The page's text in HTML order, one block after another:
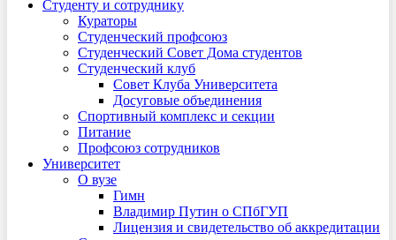
Студенту и сотруднику
Кураторы
Студенческий профсоюз
Студенческий Совет Дома студентов
Студенческий клуб
Совет Клуба Университета
Досуговые объединения
Спортивный комплекс и секции
Питание
Профсоюз сотрудников
Университет
О вузе
Гимн
Владимир Путин о СПбГУП
Лицензия и свидетельство об аккредитации